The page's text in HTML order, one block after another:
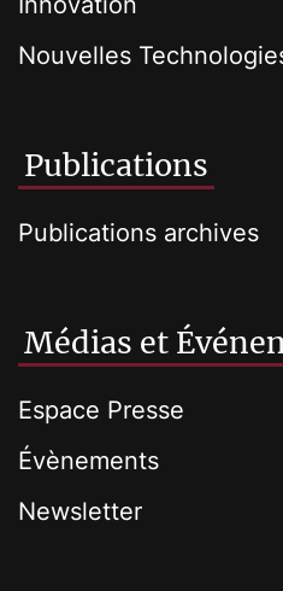
Nouvelles
Publications
Publications archives
Médias et
Espace Presse
Évènements
Newsletter